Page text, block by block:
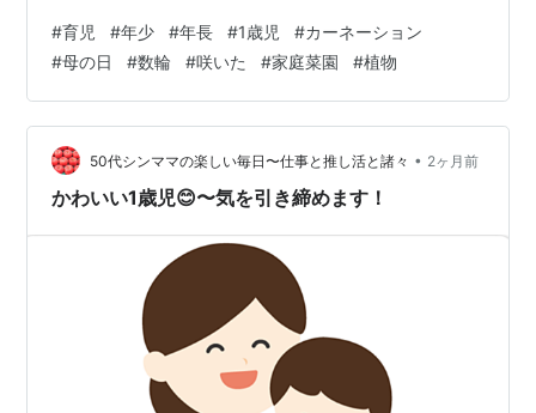
レゼント。 本当にこの時期以外はまっ黄っ黄。捨てない
といけないのかな？と思いつつ、なんとなく捨てられず
にいたカーネーション。 母の日には花を咲かせてくれ
ず、もう諦めるべきなんかな？と思っていると、花の咲
きそうな蕾を発見。 今年はこの花が咲くんだな、と思
い、置いておくことしました。 のに…
#育児 #年少 #年長 #1歳児 #カーネーション
#母の日 #数輪 #咲いた #家庭菜園 #植物
50代シンママの楽しい毎日〜仕事と推し活と諸々 • 2ヶ月前
かわいい1歳児😊〜気を引き締めます！